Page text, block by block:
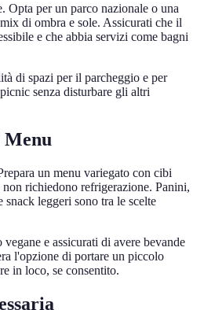
Opta per un parco nazionale o una
di ombra e sole. Assicurati che il
e che abbia servizi come bagni
di spazi per il parcheggio e per
senza disturbare gli altri
Menu
un menu variegato con cibi
richiedono refrigerazione. Panini,
snack leggeri sono tra le scelte
e assicurati di avere bevande
l'opzione di portare un piccolo
in loco, se consentito.